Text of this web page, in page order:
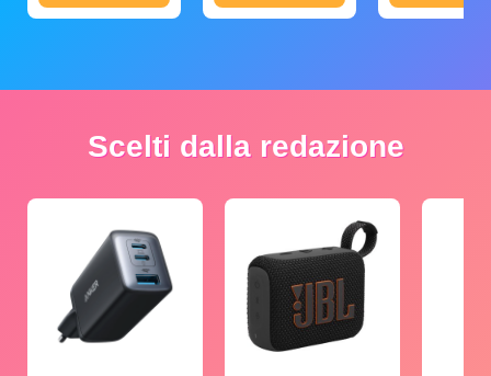
Scelti dalla redazione